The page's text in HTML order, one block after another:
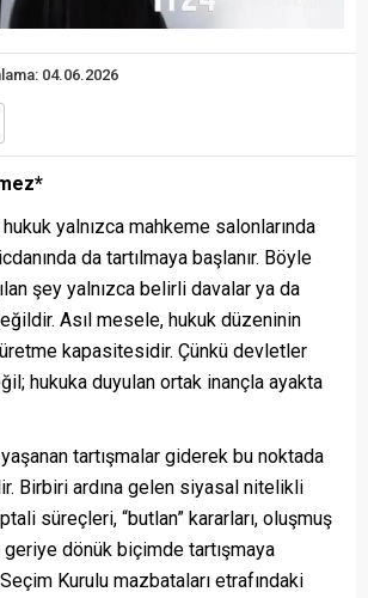
04.06.2026
yalnızca mahkeme salonlarında
da tartılmaya başlanır. Böyle
şey yalnızca belirli davalar ya da
Asıl mesele, hukuk düzeninin
kapasitesidir. Çünkü devletler
hukuka duyulan ortak inançla ayakta
tartışmalar giderek bu noktada
Birbiri ardına gelen siyasal nitelikli
süreçleri, “butlan” kararları, oluşmuş
geriye dönük biçimde tartışmaya
Kurulu mazbataları etrafındaki